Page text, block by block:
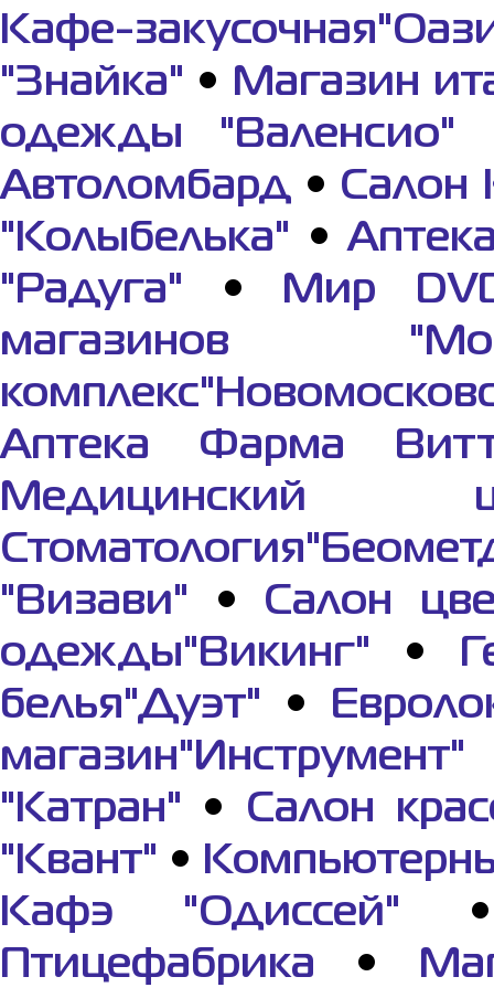
Кафе-
"Знайка" •
Магазин
одежды "Валенсио"
Автоломбард • Салон
"Колыбелька" •
"Радуга" •
Мир
магазинов
Аптека Фарма
Медицинский
"Визави" • Салон
одежды"Викинг" •
белья"Дуэт" •
магазин"Инструмент"
"Катран" • Салон
"Квант" •
Кафэ "Одиссей"
Птицефабрика •